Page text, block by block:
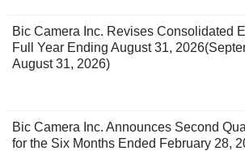
Bic Camera Inc. Revises Consolidated
Full Year Ending August 31,
August 31, 2026)
Bic Camera Inc. Announces Second
for the Six Months Ended February 28,